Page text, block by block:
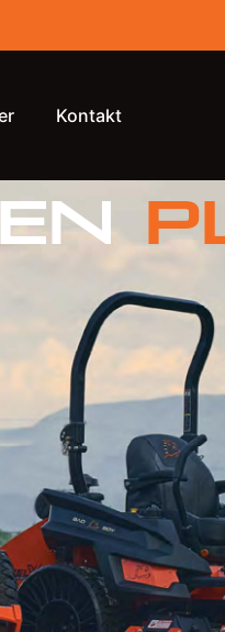
Kontakt